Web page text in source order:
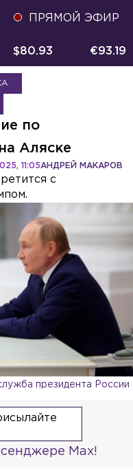
ПРЯМОЙ ЭФИР
$80.93 €93.19
по
Аляске
АНДРЕЙ МАКАРОВ
11:05
с
президента России
Max!